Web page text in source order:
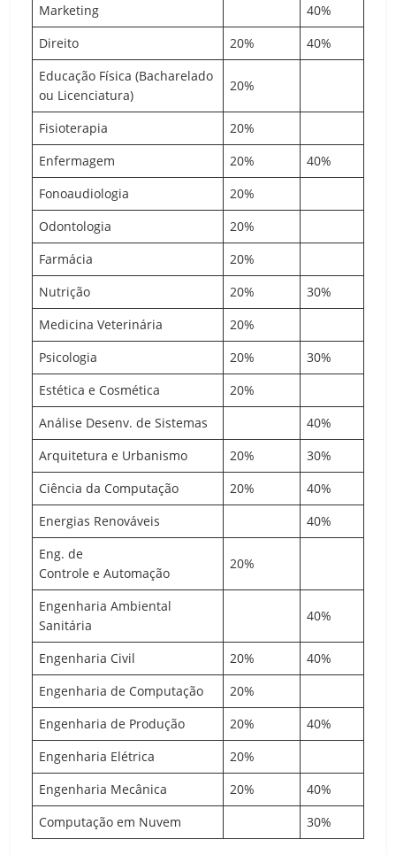
Marketing
40%
Direito
20%
40%
Educação Física (Bacharelado
ou Licenciatura)
20%
Fisioterapia
20%
Enfermagem
20%
40%
Fonoaudiologia
20%
Odontologia
20%
Farmácia
20%
Nutrição
20%
30%
Medicina Veterinária
20%
Psicologia
20%
30%
Estética e Cosmética
20%
Análise Desenv. de Sistemas
40%
Arquitetura e Urbanismo
20%
30%
Ciência da Computação
20%
40%
Energias Renováveis
40%
Eng. de
Controle e Automação
20%
Engenharia Ambiental
Sanitária
40%
Engenharia Civil 20%
40%
Engenharia de Computação
20%
Engenharia de Produção
20%
40%
Engenharia Elétrica
20%
Engenharia Mecânica
20%
40%
Computação em Nuvem
30%